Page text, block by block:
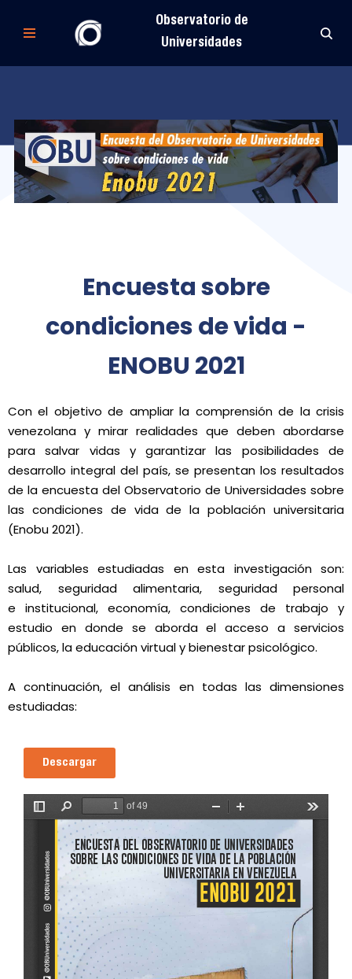
Observatorio de
Universidades
Encuesta sobre
condiciones de vida -
ENOBU 2021
Con el objetivo de ampliar la comprensión de la crisis
venezolana y mirar realidades que deben abordarse
para salvar vidas y garantizar las posibilidades de
desarrollo integral del país, se presentan los resultados
de la encuesta del Observatorio de Universidades sobre
las condiciones de vida de la población universitaria
(Enobu 2021).
Las variables estudiadas en esta investigación son:
salud, seguridad alimentaria, seguridad personal
e institucional, economía, condiciones de trabajo y
estudio en donde se aborda el acceso a servicios
públicos, la educación virtual y bienestar psicológico.
A continuación, el análisis en todas las dimensiones
estudiadas:
Descargar